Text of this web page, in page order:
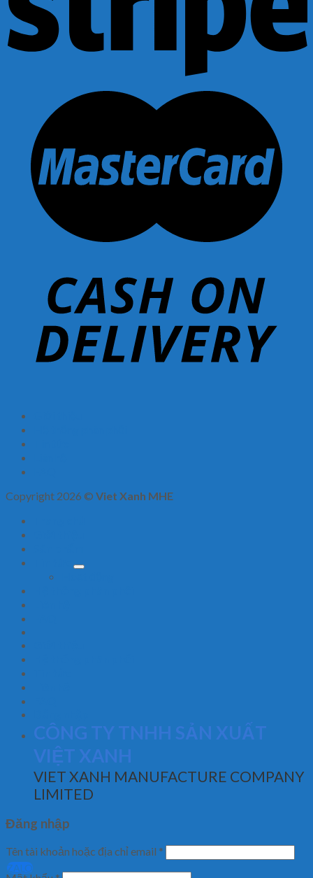
ZALO
Copyright 2026 © Viet Xanh MHE
CÔNG TY TNHH SẢN XUẤT
VIỆT XANH
VIET XANH MANUFACTURE COMPANY
LIMITED
Đăng nhập
Tên tài khoản hoặc địa chỉ email *